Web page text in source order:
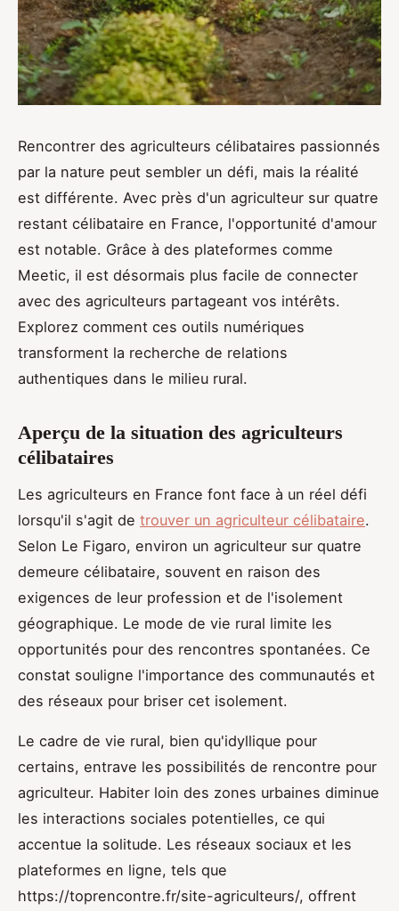
Rencontrer des agriculteurs célibataires passionnés
par la nature peut sembler un défi, mais la réalité
est différente. Avec près d'un agriculteur sur quatre
restant célibataire en France, l'opportunité d'amour
est notable. Grâce à des plateformes comme
Meetic, il est désormais plus facile de connecter
avec des agriculteurs partageant vos intérêts.
Explorez comment ces outils numériques
transforment la recherche de relations
authentiques dans le milieu rural.
Aperçu de la situation des agriculteurs
célibataires
Les agriculteurs en France font face à un réel défi
lorsqu'il s'agit de trouver un agriculteur célibataire.
Selon Le Figaro, environ un agriculteur sur quatre
demeure célibataire, souvent en raison des
exigences de leur profession et de l'isolement
géographique. Le mode de vie rural limite les
opportunités pour des rencontres spontanées. Ce
constat souligne l'importance des communautés et
des réseaux pour briser cet isolement.
Le cadre de vie rural, bien qu'idyllique pour
certains, entrave les possibilités de rencontre pour
agriculteur. Habiter loin des zones urbaines diminue
les interactions sociales potentielles, ce qui
accentue la solitude. Les réseaux sociaux et les
plateformes en ligne, tels que
https://toprencontre.fr/site-agriculteurs/, offrent